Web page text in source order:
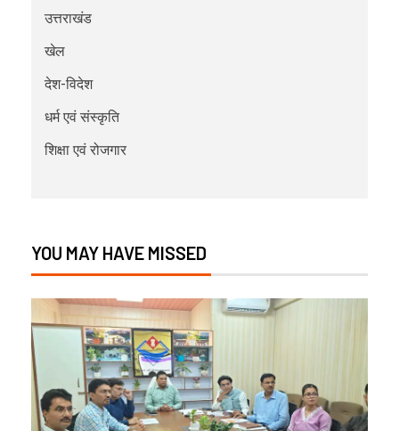
उत्तराखंड
खेल
देश-विदेश
धर्म एवं संस्कृति
शिक्षा एवं रोजगार
YOU MAY HAVE MISSED